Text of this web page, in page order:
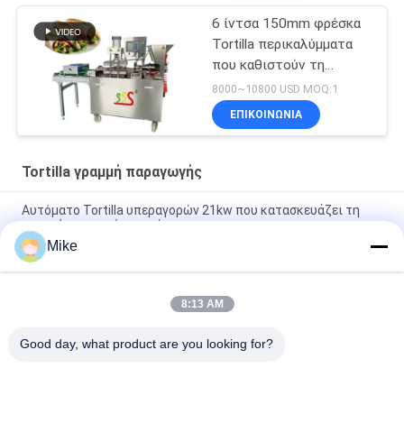
6 ίντσα 150mm φρέσκα
Tortilla περικαλύμματα
που καθιστούν τη
μηχανή πλήρη αυτόματο
8000~10800 USD MOQ:1
ΕΠΙΚΟΙΝΩΝΊΑ
Tortilla γραμμή παραγωγής
Αυτόματο Tortilla υπεραγορών 21kw που κατασκευάζει τη
μηχανή το ασημένιο χρώμα
10 - Tortilla διαμέτρων 45cm νέα γραμμή παραγωγής πλήρως
αυτόματη
Νέα αυτόματη μηχανή παρασκευής ψωμιού Roti Corn Tortilla
Mike
8:13 AM
Good day, what product are you looking for?